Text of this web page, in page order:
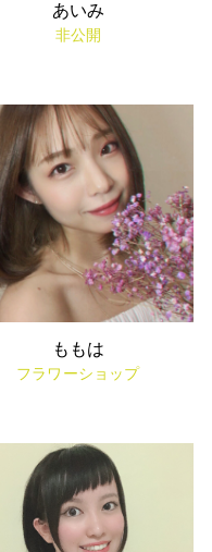
あいみ
非公開
ももは
フラワーショップ